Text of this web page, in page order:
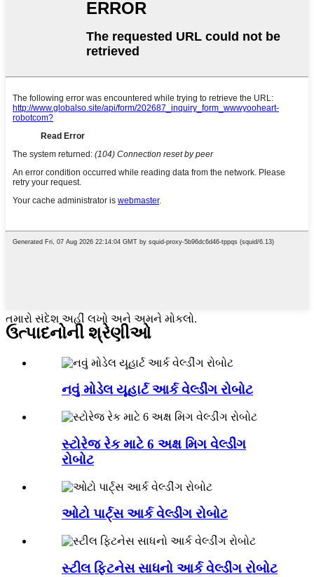
તમારો સંદેશ અહીં લખો અને અમને મોકલો.
ઉત્પાદનોની શ્રેણીઓ
નવું મોડેલ યૂહાર્ટ આર્ક વેલ્ડીંગ રોબોટ
સ્ટોરેજ રેક માટે 6 અક્ષ મિગ વેલ્ડીંગ
રોબોટ
ઓટો પાર્ટ્સ આર્ક વેલ્ડીંગ રોબોટ
સ્ટીલ ફિટનેસ સાધનો આર્ક વેલ્ડીંગ રોબોટ